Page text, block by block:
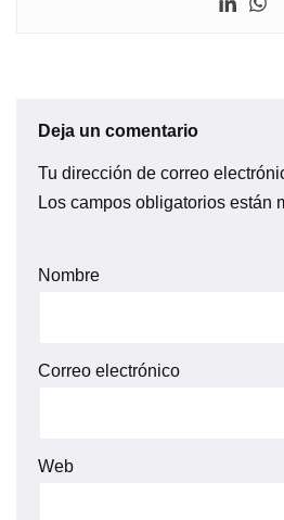
Deja un comentario
Tu dirección de correo
Los campos obligatorios están
Nombre
Correo electrónico
Web